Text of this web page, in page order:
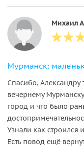
Михаил
Мурманск:
Спасибо,
вечернему
город и что было
Узнали как строился
Есть повод ещё